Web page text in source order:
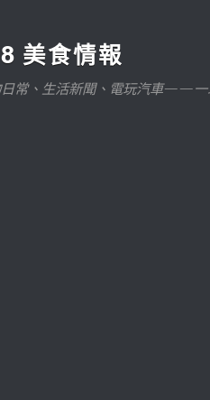
美食情報
日常、生活新聞、電玩汽車——一